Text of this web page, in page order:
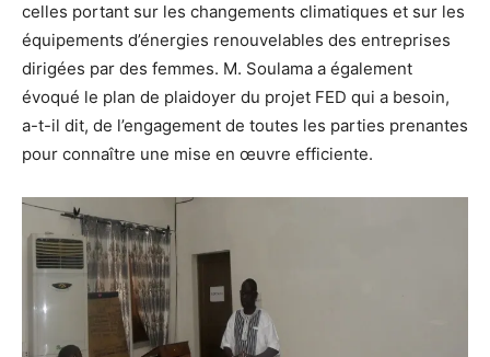
celles portant sur les changements climatiques et sur les
équipements d’énergies renouvelables des entreprises
dirigées par des femmes. M. Soulama a également
évoqué le plan de plaidoyer du projet FED qui a besoin,
a-t-il dit, de l’engagement de toutes les parties prenantes
pour connaître une mise en œuvre efficiente.